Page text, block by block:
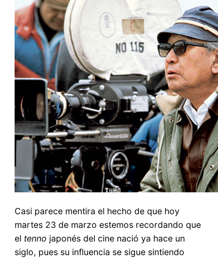
Casi parece mentira el hecho de que hoy
martes 23 de marzo estemos recordando que
el tenno japonés del cine nació ya hace un
siglo, pues su influencia se sigue sintiendo